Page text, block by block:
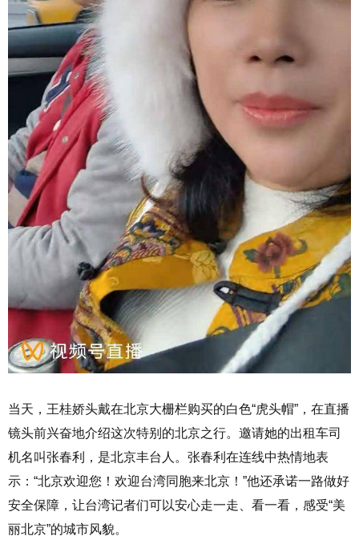
当天，王桂娇头戴在北京大栅栏购买的白色“虎头帽”，在直播
镜头前兴奋地介绍这次特别的北京之行。邀请她的出租车司
机名叫张春利，是北京丰台人。张春利在连线中热情地表
示：“北京欢迎您！欢迎台湾同胞来北京！”他还承诺一路做好
安全保障，让台湾记者们可以安心走一走、看一看，感受“美
丽北京”的城市风貌。